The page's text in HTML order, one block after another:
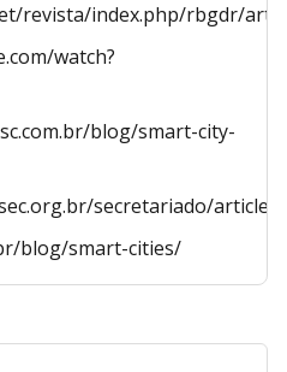
revista/index.php/rbgdr/
watch?
blog/smart-city-
secretariado/article/
blog/smart-cities/